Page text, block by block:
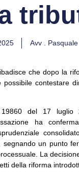
Avv .
che dopo la
possibile contestare
del 17 luglio
ha
segnando un punto
La
della riforma